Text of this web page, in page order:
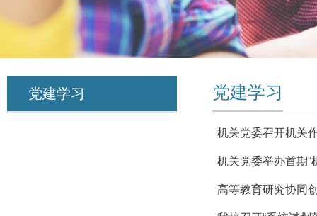
党建学习 党建学习
机关党委召开机关
机关党委举办首期“
高等教育研究协同